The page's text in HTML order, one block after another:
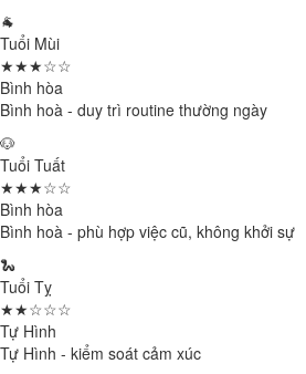
🐐
Tuổi Mùi
★★★☆☆
Bình hòa
Bình hoà - duy trì routine thường ngày
🐶
Tuổi Tuất
★★★☆☆
Bình hòa
Bình hoà - phù hợp việc cũ, không khởi sự
🐍
Tuổi Tỵ
★★☆☆☆
Tự Hình
Tự Hình - kiểm soát cảm xúc